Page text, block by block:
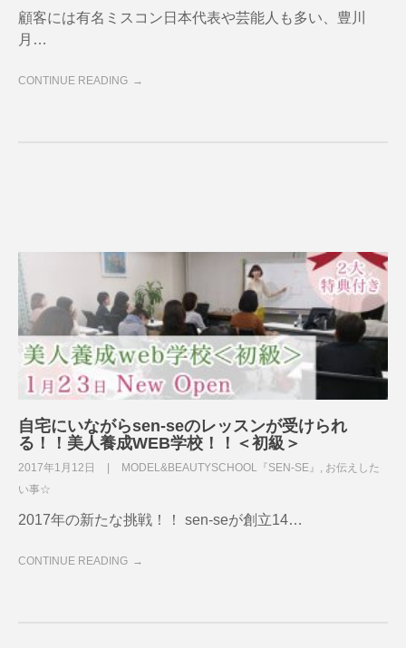
顧客には有名ミスコン日本代表や芸能人も多い、豊川
月…
CONTINUE READING
自宅にいながらsen-seのレッスンが受けられ
る！！美人養成WEB学校！！＜初級＞
2017年1月12日 MODEL&BEAUTYSCHOOL『SEN-SE』 , お伝えした
い事☆
2017年の新たな挑戦！！ sen-seが創立14…
CONTINUE READING